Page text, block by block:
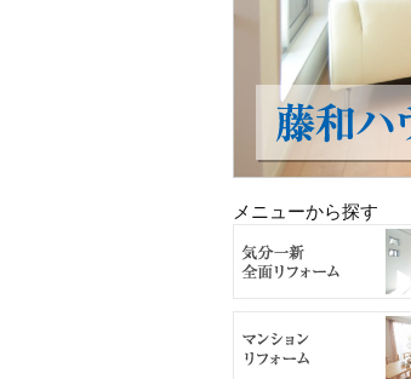
メニューから探す